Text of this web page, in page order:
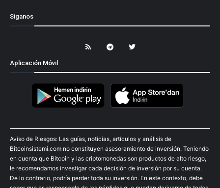
Síganos
Aplicación Móvil
Aviso de Riesgos: Las guías, noticias, artículos y análisis de
Bitcoinsistemi.com no constituyen asesoramiento de inversión. Teniendo
en cuenta que Bitcoin y las criptomonedas son productos de alto riesgo,
le recomendamos investigar cada decisión de inversión por su cuenta.
De lo contrario, podría perder toda su inversión. En este contexto, debe